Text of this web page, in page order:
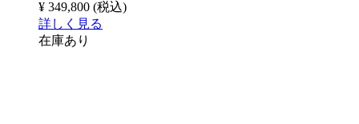
¥ 349,800 (税込)
詳しく見る
在庫あり